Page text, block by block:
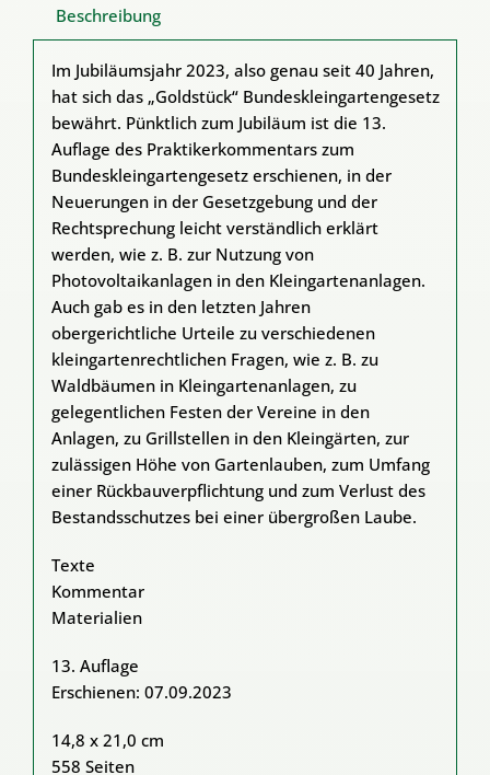
Beschreibung
Im Jubiläumsjahr 2023, also genau seit 40 Jahren,
hat sich das „Goldstück“ Bundeskleingartengesetz
bewährt. Pünktlich zum Jubiläum ist die 13.
Auflage des Praktikerkommentars zum
Bundeskleingartengesetz erschienen, in der
Neuerungen in der Gesetzgebung und der
Rechtsprechung leicht verständlich erklärt
werden, wie z. B. zur Nutzung von
Photovoltaikanlagen in den Kleingartenanlagen.
Auch gab es in den letzten Jahren
obergerichtliche Urteile zu verschiedenen
kleingartenrechtlichen Fragen, wie z. B. zu
Waldbäumen in Kleingartenanlagen, zu
gelegentlichen Festen der Vereine in den
Anlagen, zu Grillstellen in den Kleingärten, zur
zulässigen Höhe von Gartenlauben, zum Umfang
einer Rückbauverpflichtung und zum Verlust des
Bestandsschutzes bei einer übergroßen Laube.
Texte
Kommentar
Materialien
13. Auflage
Erschienen: 07.09.2023
14,8 x 21,0 cm
558 Seiten